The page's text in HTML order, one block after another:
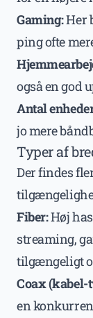
Gaming:Her
ping ofte
også en god
Antal
jo mere
Typer af
Der findes
Fiber:Høj
streaming,
tilgængeligt
Coax (kabel-
en